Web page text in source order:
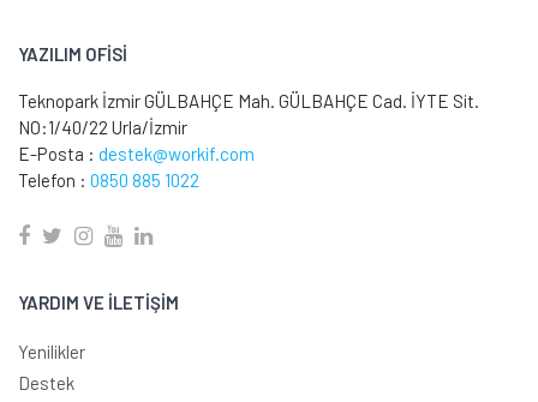
YAZILIM OFİSİ
Teknopark İzmir GÜLBAHÇE Mah. GÜLBAHÇE Cad. İYTE Sit.
NO:1/40/22 Urla/İzmir
E-Posta : destek@workif.com
Telefon : 0850 885 1022
YARDIM VE İLETİŞİM
Yenilikler
Destek